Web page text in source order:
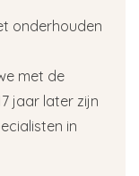
onderhouden
met de
jaar later zijn
in